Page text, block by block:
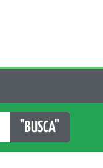
"BUSCA"